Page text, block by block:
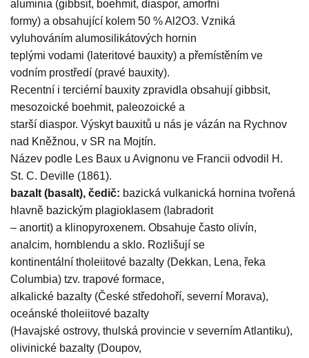
aluminia (gibbsit, boehmit, diaspor, amorfní
formy) a obsahující kolem 50 % Al2O3. Vzniká
vyluhováním alumosilikátových hornin
teplými vodami (lateritové bauxity) a přemístěním ve
vodním prostředí (pravé bauxity).
Recentní i terciérní bauxity zpravidla obsahují gibbsit,
mesozoické boehmit, paleozoické a
starší diaspor. Výskyt bauxitů u nás je vázán na Rychnov
nad Kněžnou, v SR na Mojtín.
Název podle Les Baux u Avignonu ve Francii odvodil H.
St. C. Deville (1861).
bazalt (basalt), čedič: bazická vulkanická hornina tvořená
hlavně bazickým plagioklasem (labradorit
– anortit) a klinopyroxenem. Obsahuje často olivín,
analcim, hornblendu a sklo. Rozlišují se
kontinentální tholeiitové bazalty (Dekkan, Lena, řeka
Columbia) tzv. trapové formace,
alkalické bazalty (České středohoří, severní Morava),
oceánské tholeiitové bazalty
(Havajské ostrovy, thulská provincie v severním Atlantiku),
olivinické bazalty (Doupov,